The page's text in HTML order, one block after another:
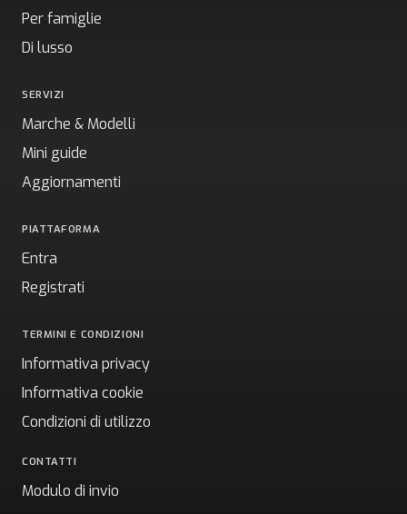
Per famiglie
Di lusso
SERVIZI
Marche & Modelli
Mini guide
Aggiornamenti
PIATTAFORMA
Entra
Registrati
TERMINI E CONDIZIONI
Informativa privacy
Informativa cookie
Condizioni di utilizzo
CONTATTI
Modulo di invio